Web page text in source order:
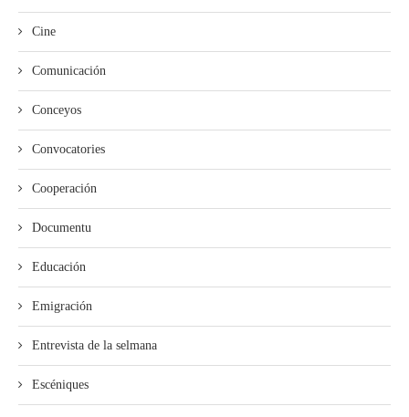
Cine
Comunicación
Conceyos
Convocatories
Cooperación
Documentu
Educación
Emigración
Entrevista de la selmana
Escéniques